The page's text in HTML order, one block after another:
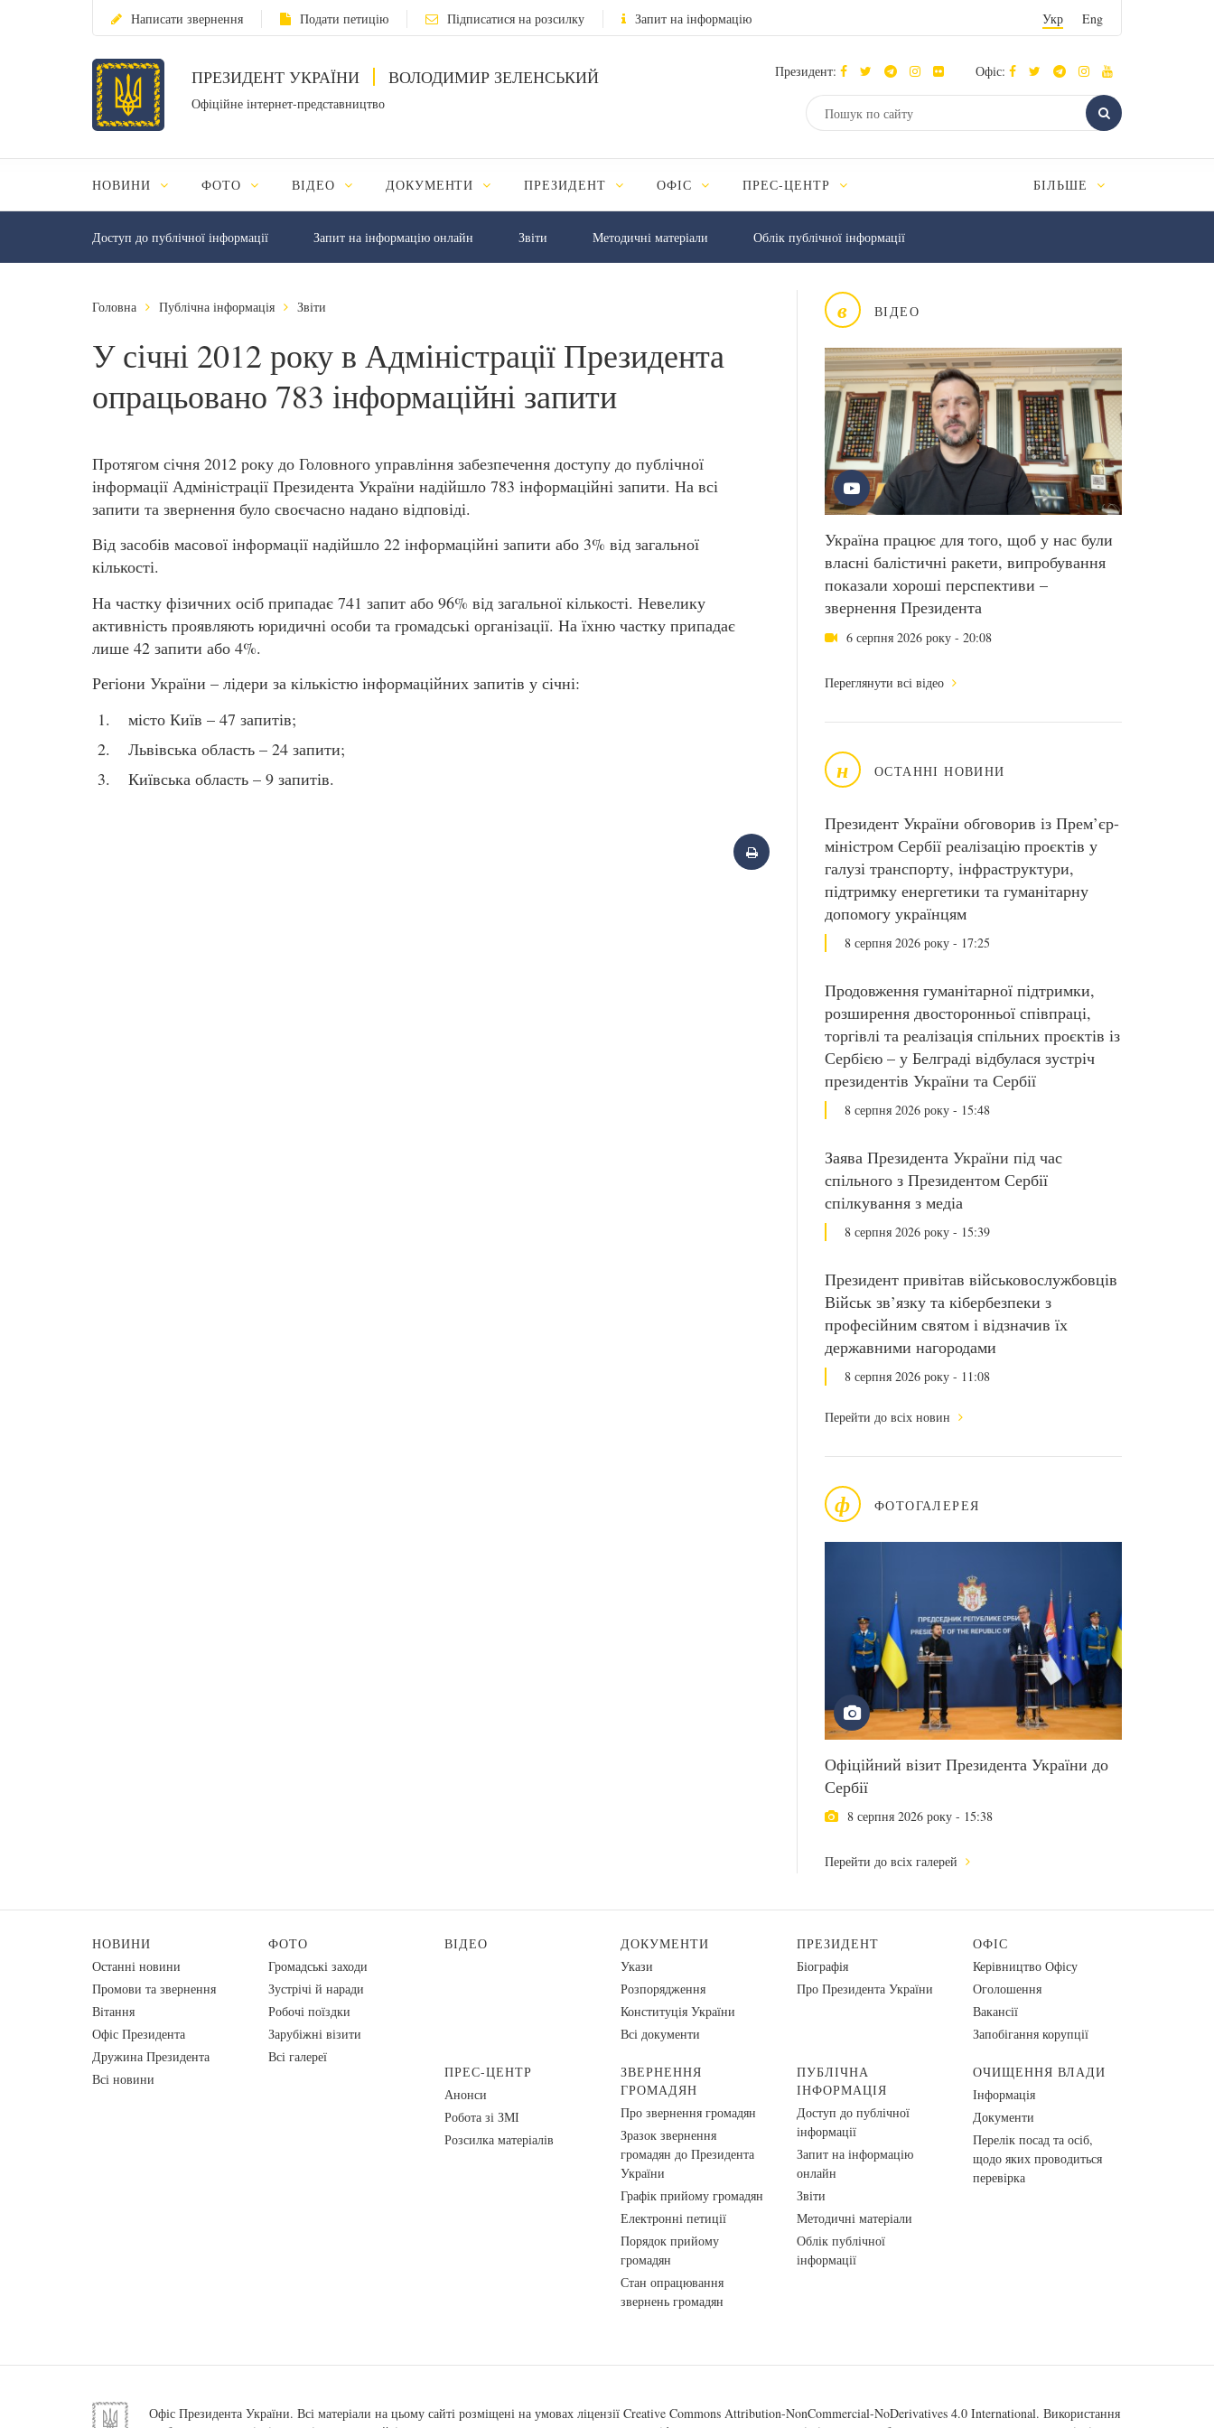
Написати звернення Подати петицію Підписатися на розсилку Запит на інформацію Укр Eng
ПРЕЗИДЕНТ УКРАЇНИ ВОЛОДИМИР ЗЕЛЕНСЬКИЙ
Офіційне інтернет-представництво
Президент: Офіс:
НОВИНИ ФОТО ВІДЕО ДОКУМЕНТИ ПРЕЗИДЕНТ ОФІС ПРЕС-ЦЕНТР БІЛЬШЕ
Доступ до публічної інформації Запит на інформацію онлайн Звіти Методичні матеріали Облік публічної інформації
в ВІДЕО
Україна працює для того, щоб у нас були
власні балістичні ракети, випробування
показали хороші перспективи –
звернення Президента
6 серпня 2026 року - 20:08
Переглянути всі відео
н ОСТАННІ НОВИНИ
Президент України обговорив із Прем’єр-
міністром Сербії реалізацію проєктів у
галузі транспорту, інфраструктури,
підтримку енергетики та гуманітарну
допомогу українцям
8 серпня 2026 року - 17:25
Продовження гуманітарної підтримки,
розширення двосторонньої співпраці,
торгівлі та реалізація спільних проєктів із
Сербією – у Белграді відбулася зустріч
президентів України та Сербії
8 серпня 2026 року - 15:48
Заява Президента України під час
спільного з Президентом Сербії
спілкування з медіа
8 серпня 2026 року - 15:39
Президент привітав військовослужбовців
Військ зв’язку та кібербезпеки з
професійним святом і відзначив їх
державними нагородами
8 серпня 2026 року - 11:08
Перейти до всіх новин
ф ФОТОГАЛЕРЕЯ
Офіційний візит Президента України до
Сербії
8 серпня 2026 року - 15:38
Перейти до всіх галерей
Головна Публічна інформація Звіти
У січні 2012 року в Адміністрації Президента
опрацьовано 783 інформаційні запити
Протягом січня 2012 року до Головного управління забезпечення доступу до публічної
інформації Адміністрації Президента України надійшло 783 інформаційні запити. На всі
запити та звернення було своєчасно надано відповіді.
Від засобів масової інформації надійшло 22 інформаційні запити або 3% від загальної
кількості.
На частку фізичних осіб припадає 741 запит або 96% від загальної кількості. Невелику
активність проявляють юридичні особи та громадські організації. На їхню частку припадає
лише 42 запити або 4%.
Регіони України – лідери за кількістю інформаційних запитів у січні:
місто Київ – 47 запитів;
Львівська область – 24 запити;
Київська область – 9 запитів.
НОВИНИ
Останні новини
Промови та звернення
Вiтання
Офіс Президента
Дружина Президента
Всі новини
ФОТО
Громадські заходи
Зустрічі й наради
Робочі поїздки
Зарубіжні візити
Всі галереї
ВІДЕО
ДОКУМЕНТИ
Укази
Розпорядження
Конституція України
Всі документи
ПРЕЗИДЕНТ
Біографія
Про Президента України
ОФІС
Керівництво Офісу
Оголошення
Вакансії
Запобігання корупції
ПРЕС-ЦЕНТР
Анонси
Робота зі ЗМІ
Розсилка матеріалів
ЗВЕРНЕННЯ
ГРОМАДЯН
Про звернення громадян
Зразок звернення
громадян до Президента
України
Графік прийому громадян
Електронні петиції
Порядок прийому
громадян
Стан опрацювання
звернень громадян
ПУБЛІЧНА
ІНФОРМАЦІЯ
Доступ до публічної
інформації
Запит на інформацію
онлайн
Звіти
Методичні матеріали
Облік публічної
інформації
ОЧИЩЕННЯ ВЛАДИ
Інформація
Документи
Перелік посад та осіб,
щодо яких проводиться
перевірка
Офіс Президента України. Всі матеріали на цьому сайті розміщені на умовах ліцензії Creative Commons Attribution-NonCommercial-NoDerivatives 4.0 International. Використання